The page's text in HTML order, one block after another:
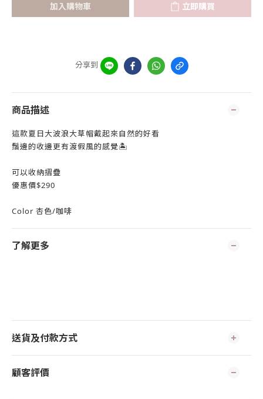
加入購物車 立即購買
分享到
商品描述
這款夏日大波浪大草帽戴起來自然的好看
鬚邊的收邊更有渡假風的感覺🏝
可以收納摺疊
優惠價$290
Color 杏色/咖啡
了解更多
送貨及付款方式
顧客評價